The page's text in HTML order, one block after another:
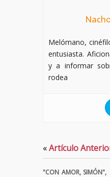
Melómano,
entusiasta.
y a informar
rodea
«Artículo
"CON AMOR, SIMÓN",